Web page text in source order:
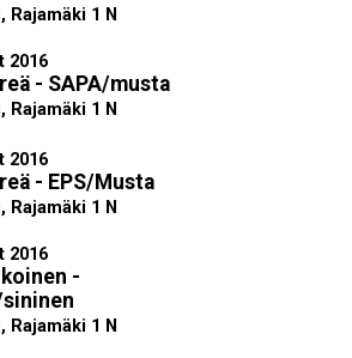
Rajamäki 1 N
2016
- SAPA/musta
Rajamäki 1 N
2016
- EPS/Musta
Rajamäki 1 N
2016
-
sininen
Rajamäki 1 N